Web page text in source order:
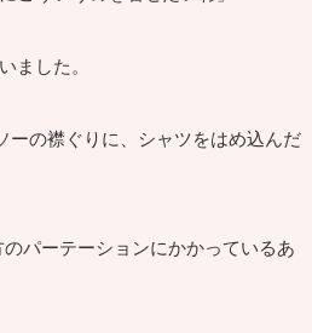
ました。
ーの襟ぐりに、シャツをはめ込んだ
パーテーションにかかっているあ